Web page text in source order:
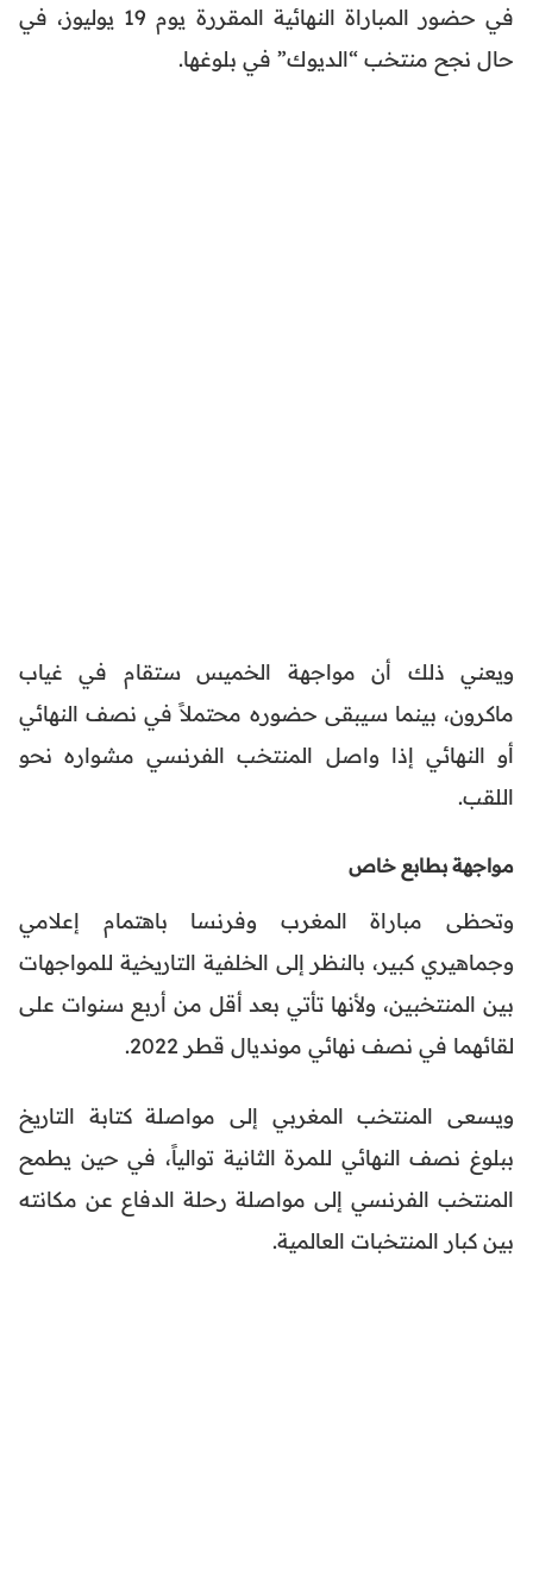
في حضور المباراة النهائية المقررة يوم 19 يوليوز، في
حال نجح منتخب “الديوك” في بلوغها.
ويعني ذلك أن مواجهة الخميس ستقام في غياب
ماكرون، بينما سيبقى حضوره محتملاً في نصف النهائي
أو النهائي إذا واصل المنتخب الفرنسي مشواره نحو
اللقب.
مواجهة بطابع خاص
وتحظى مباراة المغرب وفرنسا باهتمام إعلامي
وجماهيري كبير، بالنظر إلى الخلفية التاريخية للمواجهات
بين المنتخبين، ولأنها تأتي بعد أقل من أربع سنوات على
لقائهما في نصف نهائي مونديال قطر 2022.
ويسعى المنتخب المغربي إلى مواصلة كتابة التاريخ
ببلوغ نصف النهائي للمرة الثانية توالياً، في حين يطمح
المنتخب الفرنسي إلى مواصلة رحلة الدفاع عن مكانته
بين كبار المنتخبات العالمية.